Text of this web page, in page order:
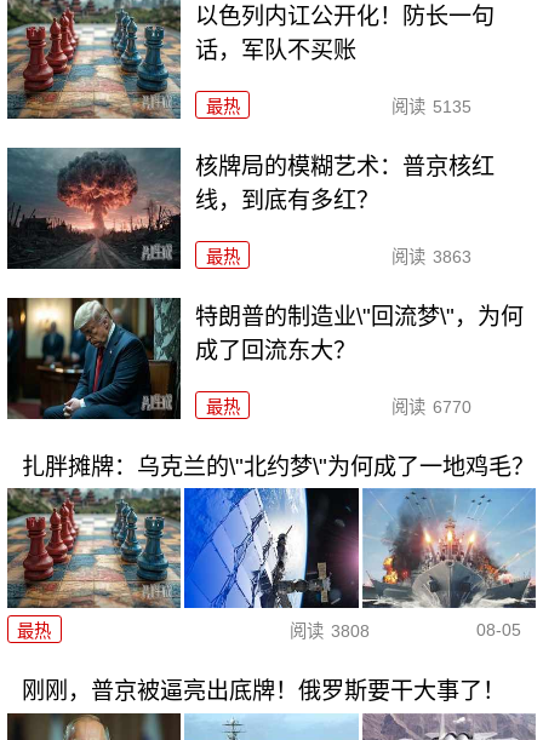
以色列内讧公开化！防长一句
话，军队不买账
最热 阅读 5135
核牌局的模糊艺术：普京核红
线，到底有多红？
最热 阅读 3863
特朗普的制造业\"回流梦\"，为何
成了回流东大？
最热 阅读 6770
扎胖摊牌：乌克兰的\"北约梦\"为何成了一地鸡毛？
最热 阅读 3808 08-05
刚刚，普京被逼亮出底牌！俄罗斯要干大事了！